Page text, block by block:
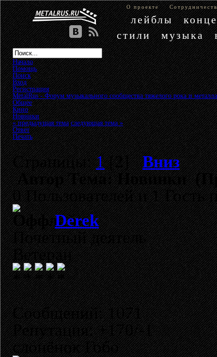
О проекте
лейблы
стили
музыка
Начало
Помощь
Поиск
Вход
Регистрация
MetalRus - Форум музыкального сообщества тяжелого рока и металла
Общее»
Кино»
Новинки
« предыдущая тема следующая тема »
Ответ
Печать
Страницы:1[2]Вниз
АвторТема: Новинки
0 Пользователей и 1 Гость
Derek
Почетный деятель
Ветеран
Сообщений: 1071
Репутация: +170/-1
слонёнок Гобо